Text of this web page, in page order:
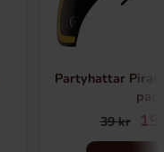
Partyhattar Pirat
pack
39 kr